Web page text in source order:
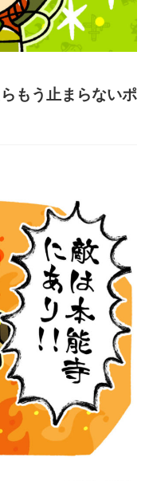
もう止まらないポ